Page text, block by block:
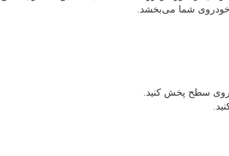
خودروی شما می‌بخشد.